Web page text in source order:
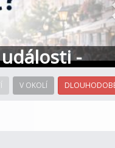
-
V OKOLÍ